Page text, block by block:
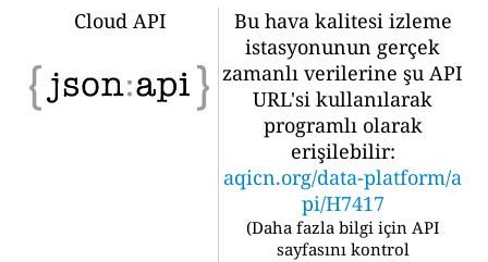
Cloud API
Bu hava kalitesi izleme
istasyonunun gerçek
zamanlı verilerine şu API
URL'si kullanılarak
programlı olarak
erişilebilir:
aqicn.org/data-platform/a
pi/H7417
(Daha fazla bilgi için API
sayfasını kontrol